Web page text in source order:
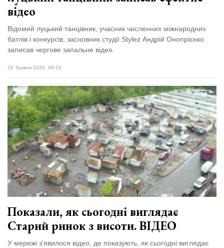
відео
Відомий луцький танцівник, учасник численних міжнародних
батлів і конкурсів, засновник студії Stylez Андрій Онопрієнко
записав чергове запальне відео.
28 Травня 2020, 09:29
Показали, як сьогодні виглядає
Старий ринок з висоти. ВІДЕО
У мережі з'явилося відео, де показують, як сьогодні виглядає